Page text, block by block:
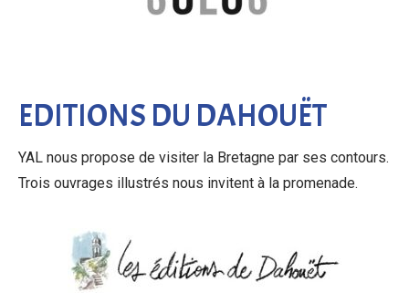
EDITIONS DU DAHOUËT
YAL nous propose de visiter la Bretagne par ses contours.
Trois ouvrages illustrés nous invitent à la promenade.